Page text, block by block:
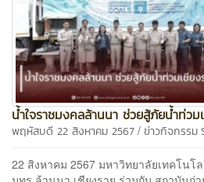
น้ำใจราชมงคลล้านนา ช่วยสู้ภัยน้ำท่วม
พฤหัสบดี 22 สิงหาคม 2567 / ข่าวกิจกรรม
22 สิงหาคม 2567 มหาวิทยาลัยเทคโนโ